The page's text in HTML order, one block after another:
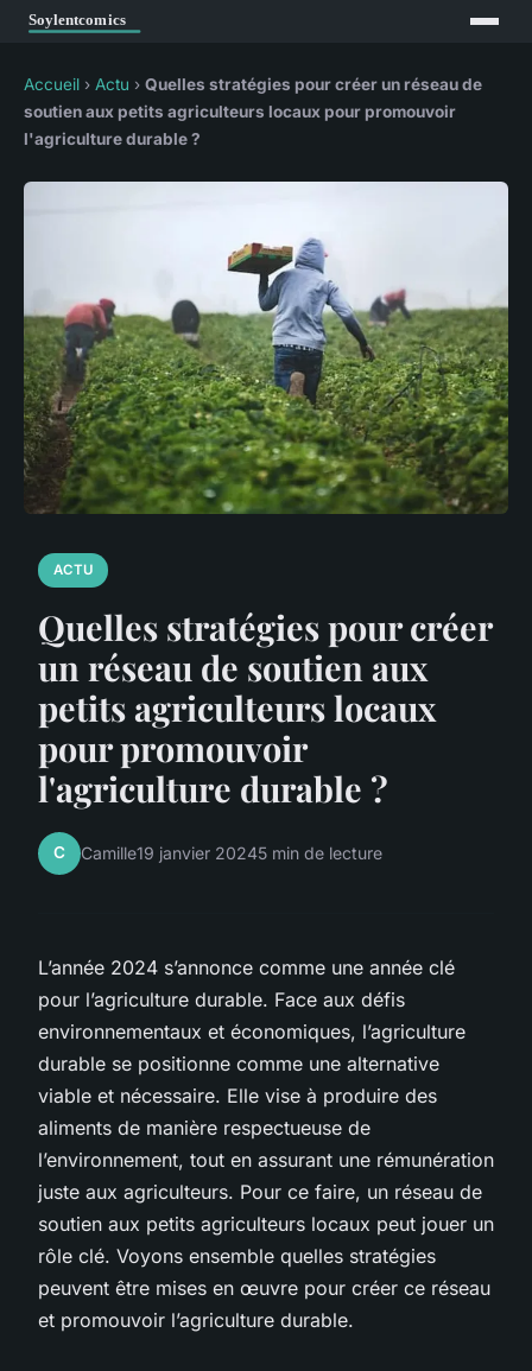
Accueil › Actu › Quelles stratégies pour créer un réseau de
soutien aux petits agriculteurs locaux pour promouvoir
l'agriculture durable ?
ACTU
Quelles stratégies pour créer
un réseau de soutien aux
petits agriculteurs locaux
pour promouvoir
l'agriculture durable ?
C Camille19 janvier 20245 min de lecture
L’année 2024 s’annonce comme une année clé
pour l’agriculture durable. Face aux défis
environnementaux et économiques, l’agriculture
durable se positionne comme une alternative
viable et nécessaire. Elle vise à produire des
aliments de manière respectueuse de
l’environnement, tout en assurant une rémunération
juste aux agriculteurs. Pour ce faire, un réseau de
soutien aux petits agriculteurs locaux peut jouer un
rôle clé. Voyons ensemble quelles stratégies
peuvent être mises en œuvre pour créer ce réseau
et promouvoir l’agriculture durable.